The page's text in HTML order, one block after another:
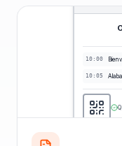
10:00
10:05